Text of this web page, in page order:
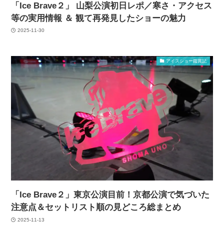
「Ice Brave２」 山梨公演初日レポ／寒さ・アクセス
等の実用情報 ＆ 観て再発見したショーの魅力
2025-11-30
アイスショー鑑賞記
「Ice Brave２」東京公演目前！京都公演で気づいた
注意点＆セットリスト順の見どころ総まとめ
2025-11-13